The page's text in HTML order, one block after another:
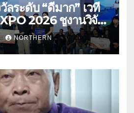
ลระดับ “ดีมาก” เวที
2026 ชูงานวิจัย
ลื่อนนวัตกรรมสู่เชิง
NORTHERN